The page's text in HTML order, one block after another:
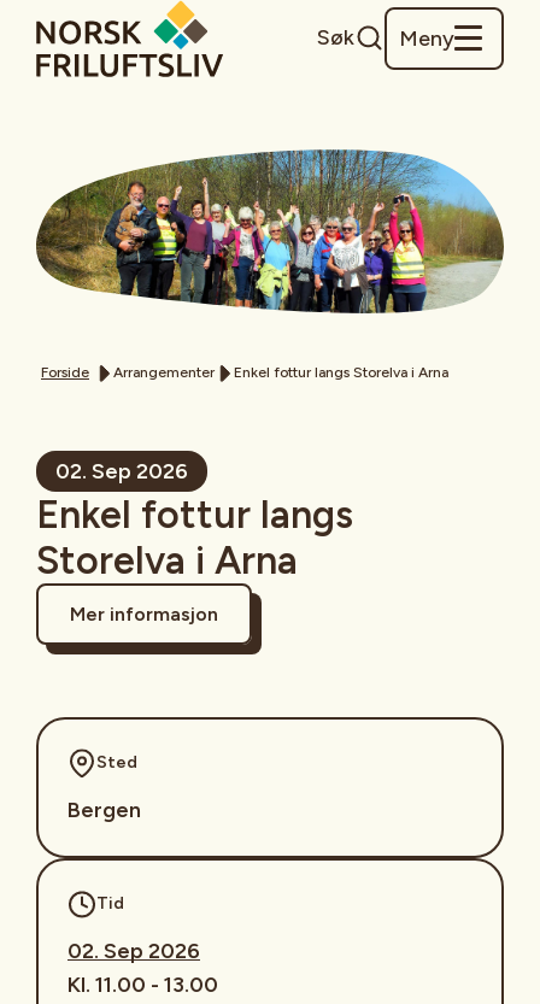
Søk Meny
Forside Arrangementer Enkel fottur langs Storelva i Arna
02. Sep 2026
Enkel fottur langs
Storelva i Arna
Mer informasjon
Sted
Bergen
Tid
02. Sep 2026
Kl. 11.00 - 13.00